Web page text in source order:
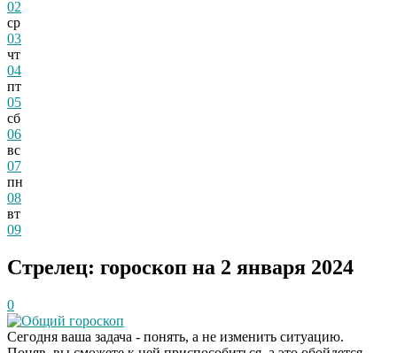
02
ср
03
чт
04
пт
05
сб
06
вс
07
пн
08
вт
09
Стрелец: гороскоп на 2 января 2024
0
Общий гороскоп
Сегодня ваша задача - понять, а не изменить ситуацию.